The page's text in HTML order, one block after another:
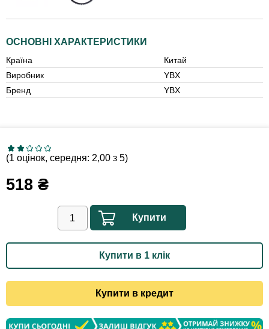
ОСНОВНІ ХАРАКТЕРИСТИКИ
Країна
Китай
Виробник
YBX
Бренд
YBX
(1 оцінок, середня: 2,00 з 5)
518 ₴
Купити
Купити в 1 клік
Купити в кредит